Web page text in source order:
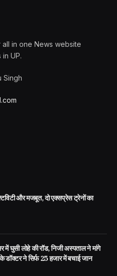
all in one News website
UP.
Singh
और मजबूत, दो एक्सप्रेस ट्रेनों का
में घुसी लोहे की रॉड, निजी अस्पताल ने मांगे
ने सिर्फ 25 हजार में बचाई जान